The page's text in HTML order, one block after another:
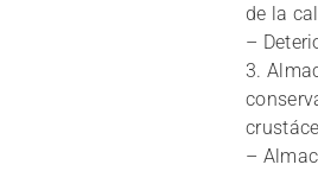
de la
–
3.
–